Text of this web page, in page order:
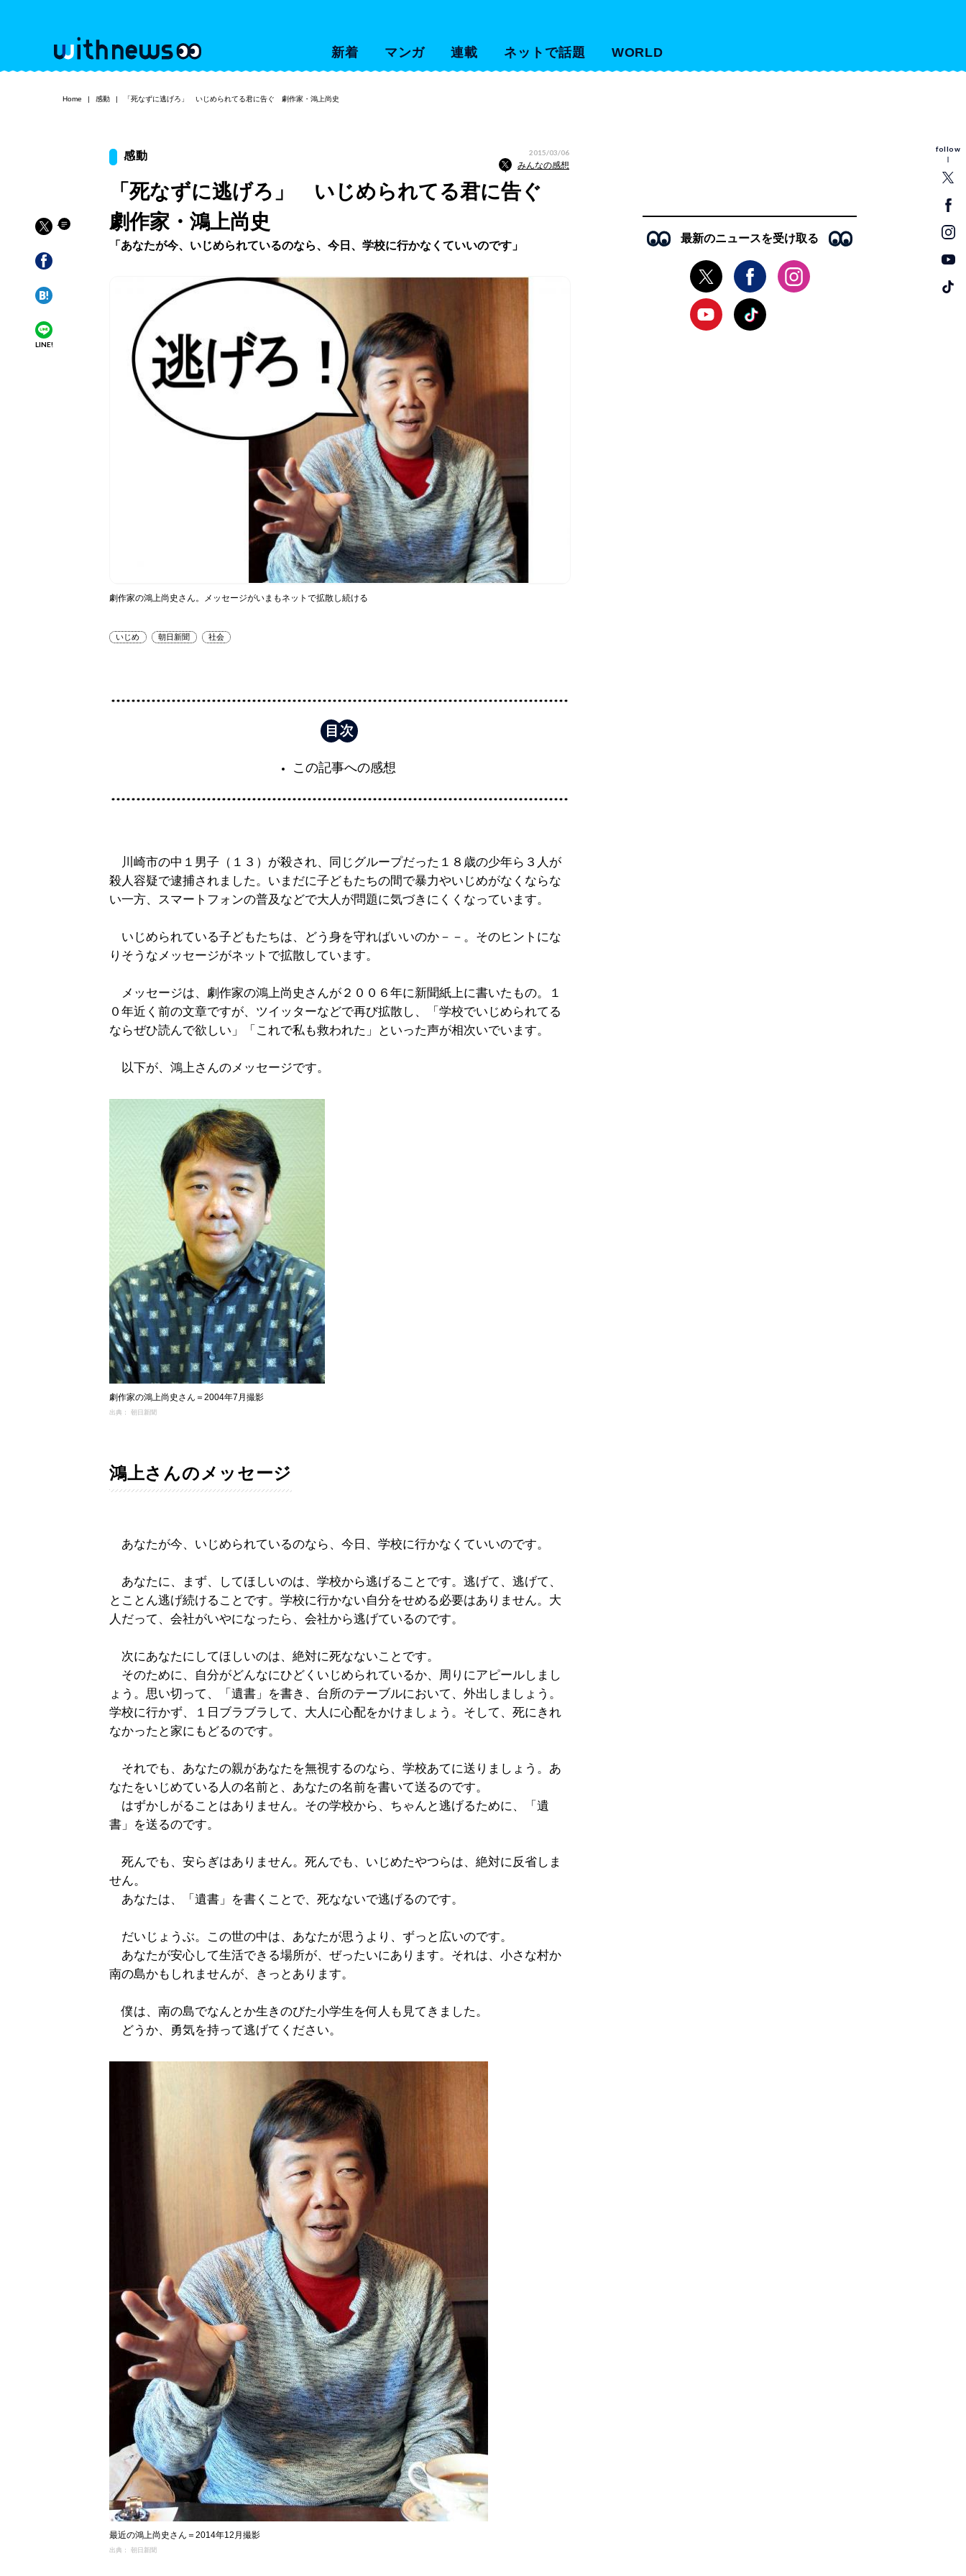
新着 マンガ 連載 ネットで話題 WORLD
follow
Home 感動 「死なずに逃げろ」 いじめられてる君に告ぐ 劇作家・鴻上尚史
LINE!
感動 2015/03/06
みんなの感想
「死なずに逃げろ」 いじめられてる君に告ぐ
劇作家・鴻上尚史
「あなたが今、いじめられているのなら、今日、学校に行かなくていいのです」
劇作家の鴻上尚史さん。メッセージがいまもネットで拡散し続ける
いじめ 朝日新聞 社会
この記事への感想
川崎市の中１男子（１３）が殺され、同じグループだった１８歳の少年ら３人が
殺人容疑で逮捕されました。いまだに子どもたちの間で暴力やいじめがなくならな
い一方、スマートフォンの普及などで大人が問題に気づきにくくなっています。
いじめられている子どもたちは、どう身を守ればいいのか－－。そのヒントにな
りそうなメッセージがネットで拡散しています。
メッセージは、劇作家の鴻上尚史さんが２００６年に新聞紙上に書いたもの。１
０年近く前の文章ですが、ツイッターなどで再び拡散し、「学校でいじめられてる
ならぜひ読んで欲しい」「これで私も救われた」といった声が相次いでいます。
以下が、鴻上さんのメッセージです。
劇作家の鴻上尚史さん＝2004年7月撮影
出典： 朝日新聞
鴻上さんのメッセージ
あなたが今、いじめられているのなら、今日、学校に行かなくていいのです。
あなたに、まず、してほしいのは、学校から逃げることです。逃げて、逃げて、
とことん逃げ続けることです。学校に行かない自分をせめる必要はありません。大
人だって、会社がいやになったら、会社から逃げているのです。
次にあなたにしてほしいのは、絶対に死なないことです。
そのために、自分がどんなにひどくいじめられているか、周りにアピールしまし
ょう。思い切って、「遺書」を書き、台所のテーブルにおいて、外出しましょう。
学校に行かず、１日ブラブラして、大人に心配をかけましょう。そして、死にきれ
なかったと家にもどるのです。
それでも、あなたの親があなたを無視するのなら、学校あてに送りましょう。あ
なたをいじめている人の名前と、あなたの名前を書いて送るのです。
はずかしがることはありません。その学校から、ちゃんと逃げるために、「遺
書」を送るのです。
死んでも、安らぎはありません。死んでも、いじめたやつらは、絶対に反省しま
せん。
あなたは、「遺書」を書くことで、死なないで逃げるのです。
だいじょうぶ。この世の中は、あなたが思うより、ずっと広いのです。
あなたが安心して生活できる場所が、ぜったいにあります。それは、小さな村か
南の島かもしれませんが、きっとあります。
僕は、南の島でなんとか生きのびた小学生を何人も見てきました。
どうか、勇気を持って逃げてください。
最近の鴻上尚史さん＝2014年12月撮影
出典： 朝日新聞
最新のニュースを受け取る